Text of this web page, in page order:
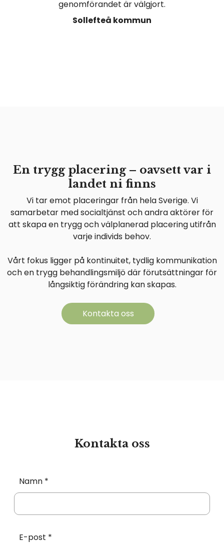
genomförandet är välgjort.
Sollefteå kommun
En trygg placering – oavsett var i
landet ni finns
Vi tar emot placeringar från hela Sverige. Vi
samarbetar med socialtjänst och andra aktörer för
att skapa en trygg och välplanerad placering utifrån
varje individs behov.
Vårt fokus ligger på kontinuitet, tydlig kommunikation
och en trygg behandlingsmiljö där förutsättningar för
långsiktig förändring kan skapas.
Kontakta oss
Kontakta oss
Namn *
E-post *